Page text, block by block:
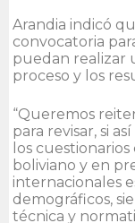
Arandia indicó
convocatoria
puedan realizar
proceso y los
“Queremos
para revisar, si
los
boliviano y en
internacionales
demográficos,
técnica y